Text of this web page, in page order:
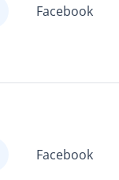
Facebook
Facebook